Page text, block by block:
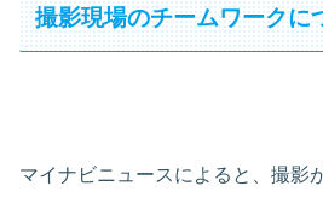
撮影現場のチームワークに
マイナビニュースによると、撮影